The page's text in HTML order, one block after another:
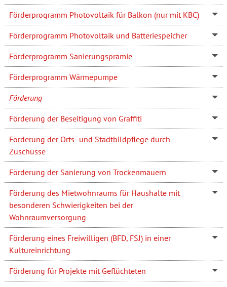
Förderprogramm Photovoltaik für Balkon (nur mit KBC)
Förderprogramm Photovoltaik und Batteriespeicher
Förderprogramm Sanierungsprämie
Förderprogramm Wärmepumpe
Förderung
Förderung der Beseitigung von Graffiti
Förderung der Orts- und Stadtbildpflege durch
Zuschüsse
Förderung der Sanierung von Trockenmauern
Förderung des Mietwohnraums für Haushalte mit
besonderen Schwierigkeiten bei der
Wohnraumversorgung
Förderung eines Freiwilligen (BFD, FSJ) in einer
Kultureinrichtung
Förderung für Projekte mit Geflüchteten